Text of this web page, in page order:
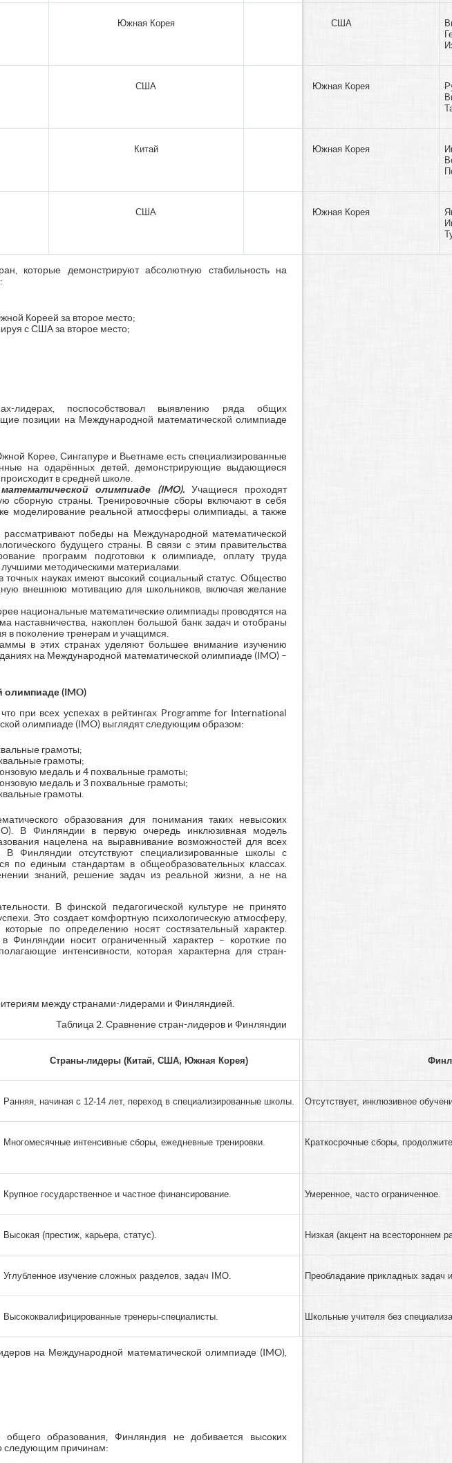
Южная Корея США
США Южная Корея
Китай Южная Корея
США Южная Корея
которые демонстрируют абсолютную стабильность на
Кореей за второе место;
с США за второе место;
лидерах, поспособствовал выявлению ряда общих
позиции на Международной математической олимпиаде
Корее, Сингапуре и Вьетнаме есть специализированные
на одарённых детей, демонстрирующие выдающиеся
в средней школе.
олимпиаде (IMO). Учащиеся проходят
сборную страны. Тренировочные сборы включают в себя
моделирование реальной атмосферы олимпиады, а также
рассматривают победы на Международной математической
будущего страны. В связи с этим правительства
программ подготовки к олимпиаде, оплату труда
методическими материалами.
точных науках имеют высокий социальный статус. Общество
внешнюю мотивацию для школьников, включая желание
национальные математические олимпиады проводятся на
наставничества, накоплен большой банк задач и отобраны
в поколение тренерам и учащимся.
в этих странах уделяют большее внимание изучению
на Международной математической олимпиаде (IMO) –
олимпиаде (IMO)
при всех успехах в рейтингах Programme for International
олимпиаде (IMO) выглядят следующим образом:
грамоты;
грамоты;
медаль и 4 похвальные грамоты;
медаль и 3 похвальные грамоты;
грамоты.
образования для понимания таких невысоких
В Финляндии в первую очередь инклюзивная модель
нацелена на выравнивание возможностей для всех
Финляндии отсутствуют специализированные школы с
по единым стандартам в общеобразовательных классах.
знаний, решение задач из реальной жизни, а не на
В финской педагогической культуре не принято
Это создает комфортную психологическую атмосферу,
по определению носят состязательный характер.
Финляндии носит ограниченный характер – короткие по
интенсивности, которая характерна для стран-
между странами-лидерами и Финляндией.
Таблица 2. Сравнение стран-лидеров и Финляндии
Страны-лидеры (Китай, США, Южная Корея)
Ранняя, начиная с 12-14 лет, переход в специализированные школы. Отсутствует, инклюзивное
Многомесячные интенсивные сборы, ежедневные тренировки. Краткосрочные сборы,
Крупное государственное и частное финансирование. Умеренное, часто ограниченное.
Высокая (престиж, карьера, статус). Низкая (акцент на всестороннем
Углубленное изучение сложных разделов, задач IMO. Преобладание прикладных задач
Высококвалифицированные тренеры-специалисты. Школьные учителя без
на Международной математической олимпиаде (IMO),
образования, Финляндия не добивается высоких
следующим причинам: